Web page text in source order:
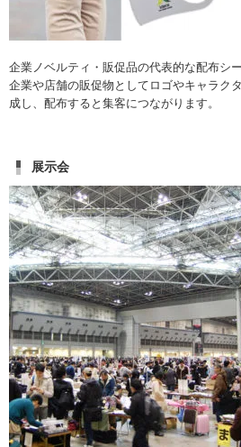
企業ノベルティ・販促品の代表的な配布シ
企業や店舗の販促物としてロゴやキャラク
成し、配布すると集客につながります。
展示会